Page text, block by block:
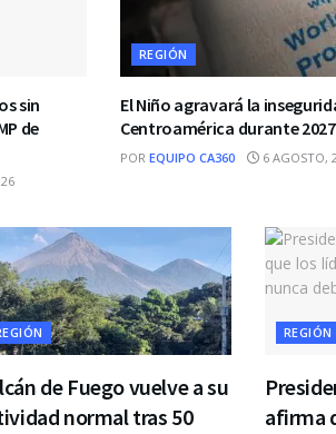
sin
de
REGIÓN
El Niño agravará la
Centroamérica durante
POR EQUIPO CA360 6 AGOSTO,
de Fuego vuelve a su
normal tras 50
REGIÓN
afirma